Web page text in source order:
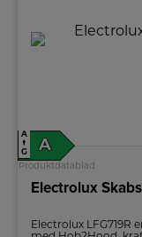
A
↑
G
A
Produktdatablad
Electrolux
Electrolux